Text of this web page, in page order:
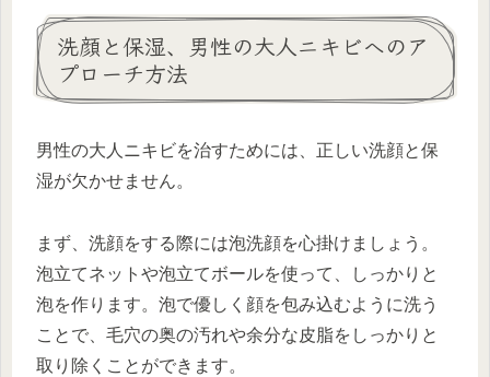
洗顔と保湿、男性の大人ニキビへのア
プローチ方法
男性の大人ニキビを治すためには、正しい洗顔と保
湿が欠かせません。
まず、洗顔をする際には泡洗顔を心掛けましょう。
泡立てネットや泡立てボールを使って、しっかりと
泡を作ります。泡で優しく顔を包み込むように洗う
ことで、毛穴の奥の汚れや余分な皮脂をしっかりと
取り除くことができます。